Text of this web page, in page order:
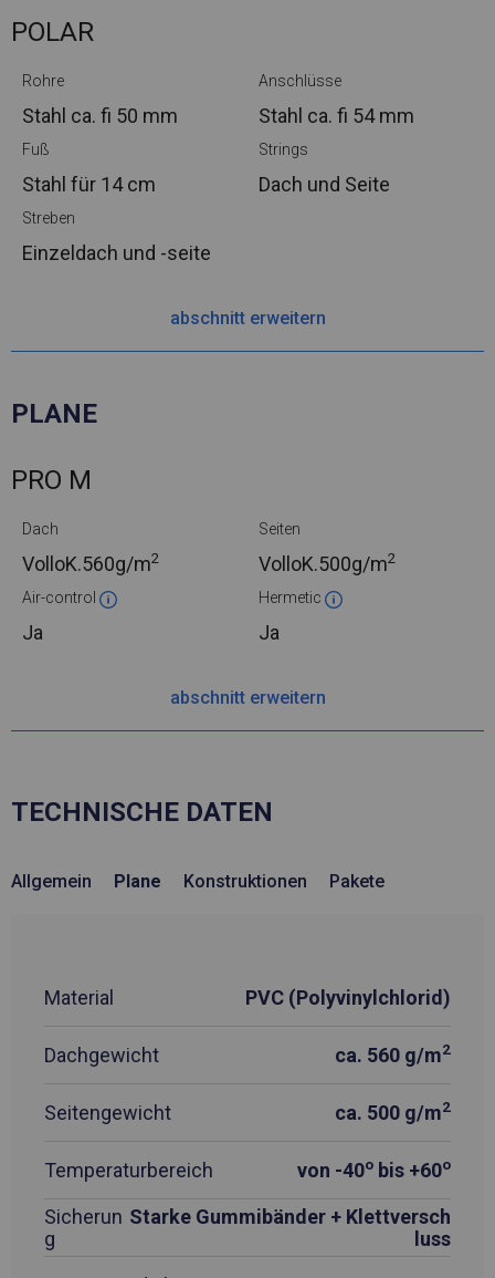
POLAR
Rohre
Stahl ca. fi 50 mm
Anschlüsse
Stahl ca. fi 54 mm
Fuß
Stahl für 14 cm
Strings
Dach und Seite
Streben
Einzeldach und -seite
abschnitt erweitern
PLANE
PRO M
Dach
VolloK.560g/m2
Seiten
VolloK.500g/m2
Air-control
Ja
Hermetic
Ja
abschnitt erweitern
TECHNISCHE DATEN
Allgemein Plane Konstruktionen Pakete
Material PVC (Polyvinylchlorid)
Dachgewicht ca. 560 g/m2
Seitengewicht ca. 500 g/m2
Temperaturbereich von -40o bis +60o
Sicherun
g
Starke Gummibänder + Klettversch
luss